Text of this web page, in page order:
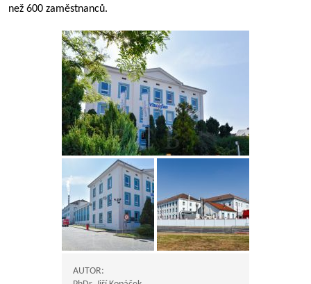
než 600 zaměstnanců.
AUTOR: